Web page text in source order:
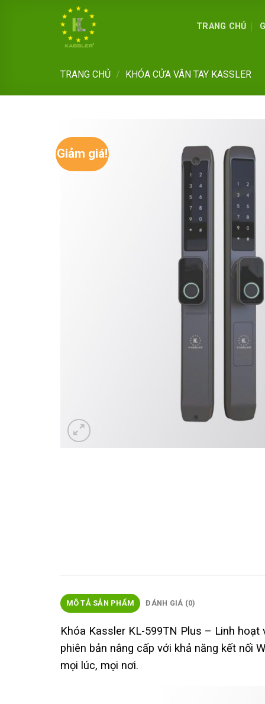
TRANG CHỦ
TRANG CHỦ / KHÓA CỬA VÂN TAY KASSLER
Giảm giá!
MÔ TẢ SẢN PHẨM ĐÁNH GIÁ (0)
Khóa Kassler KL-599TN Plus – Linh
phiên bản nâng cấp với khả năng kết nối
mọi lúc, mọi nơi.